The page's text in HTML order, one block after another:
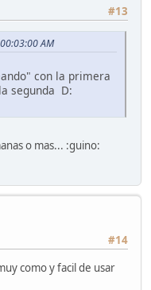
#13
AM
con la primera
segunda D:
o mas... :guino:
#14
como y facil de usar